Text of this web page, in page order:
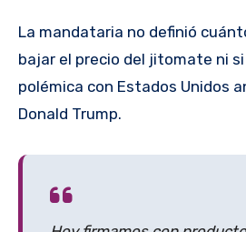
La mandataria no definió
bajar el precio del jitomate ni
polémica con Estados Unidos
Donald Trump.